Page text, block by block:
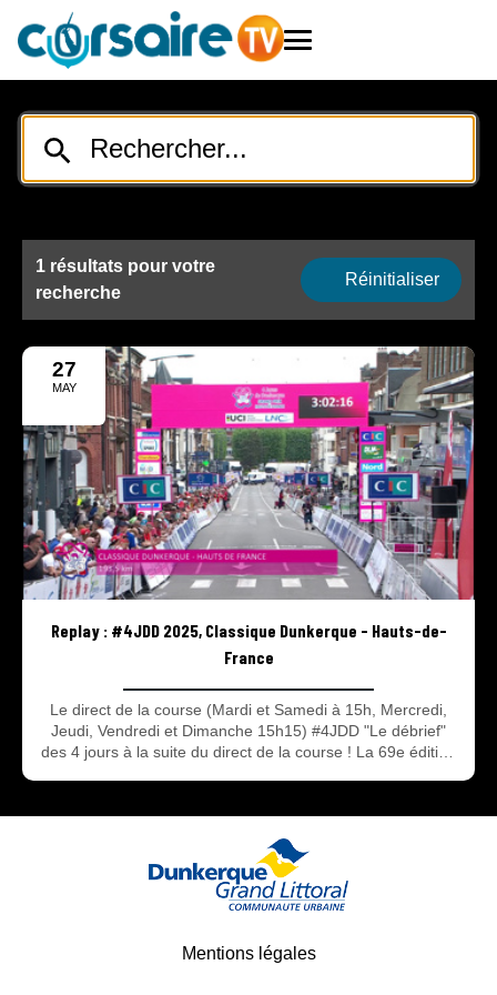
1 résultats pour votre
recherche
Réinitialiser
27
MAY
Replay : #4JDD 2025, Classique Dunkerque - Hauts-de-
France
Le direct de la course (Mardi et Samedi à 15h, Mercredi,
Jeudi, Vendredi et Dimanche 15h15) #4JDD "Le débrief"
des 4 jours à la suite du direct de la course ! La 69e édition
Le direct de la course avec les 90 dernières minutes de
chaque étape et #4JDD l’émission du débrief de la course
après le direct ! Tout savoir sur les 4 jours du 13 au 18 Mai
2025.
Mentions légales